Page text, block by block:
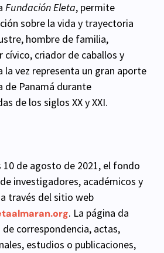
Fundación Eleta, permite
sobre la vida y trayectoria
hombre de familia,
cívico, criador de caballos y
la vez representa un gran aporte
de Panamá durante
de los siglos XX y XXI.
de agosto de 2021, el fondo
investigadores, académicos y
través del sitio web
. La página da
correspondencia, actas,
estudios o publicaciones,